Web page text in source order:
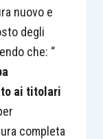
nuovo e
degli
che: “
ai titolari
completa